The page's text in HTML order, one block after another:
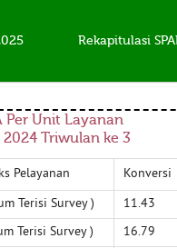
Rekapitulasi
Per Unit Layanan
Triwulan ke 3
Pelayanan
Konversi
Terisi Survey )
11.43
Terisi Survey )
16.79